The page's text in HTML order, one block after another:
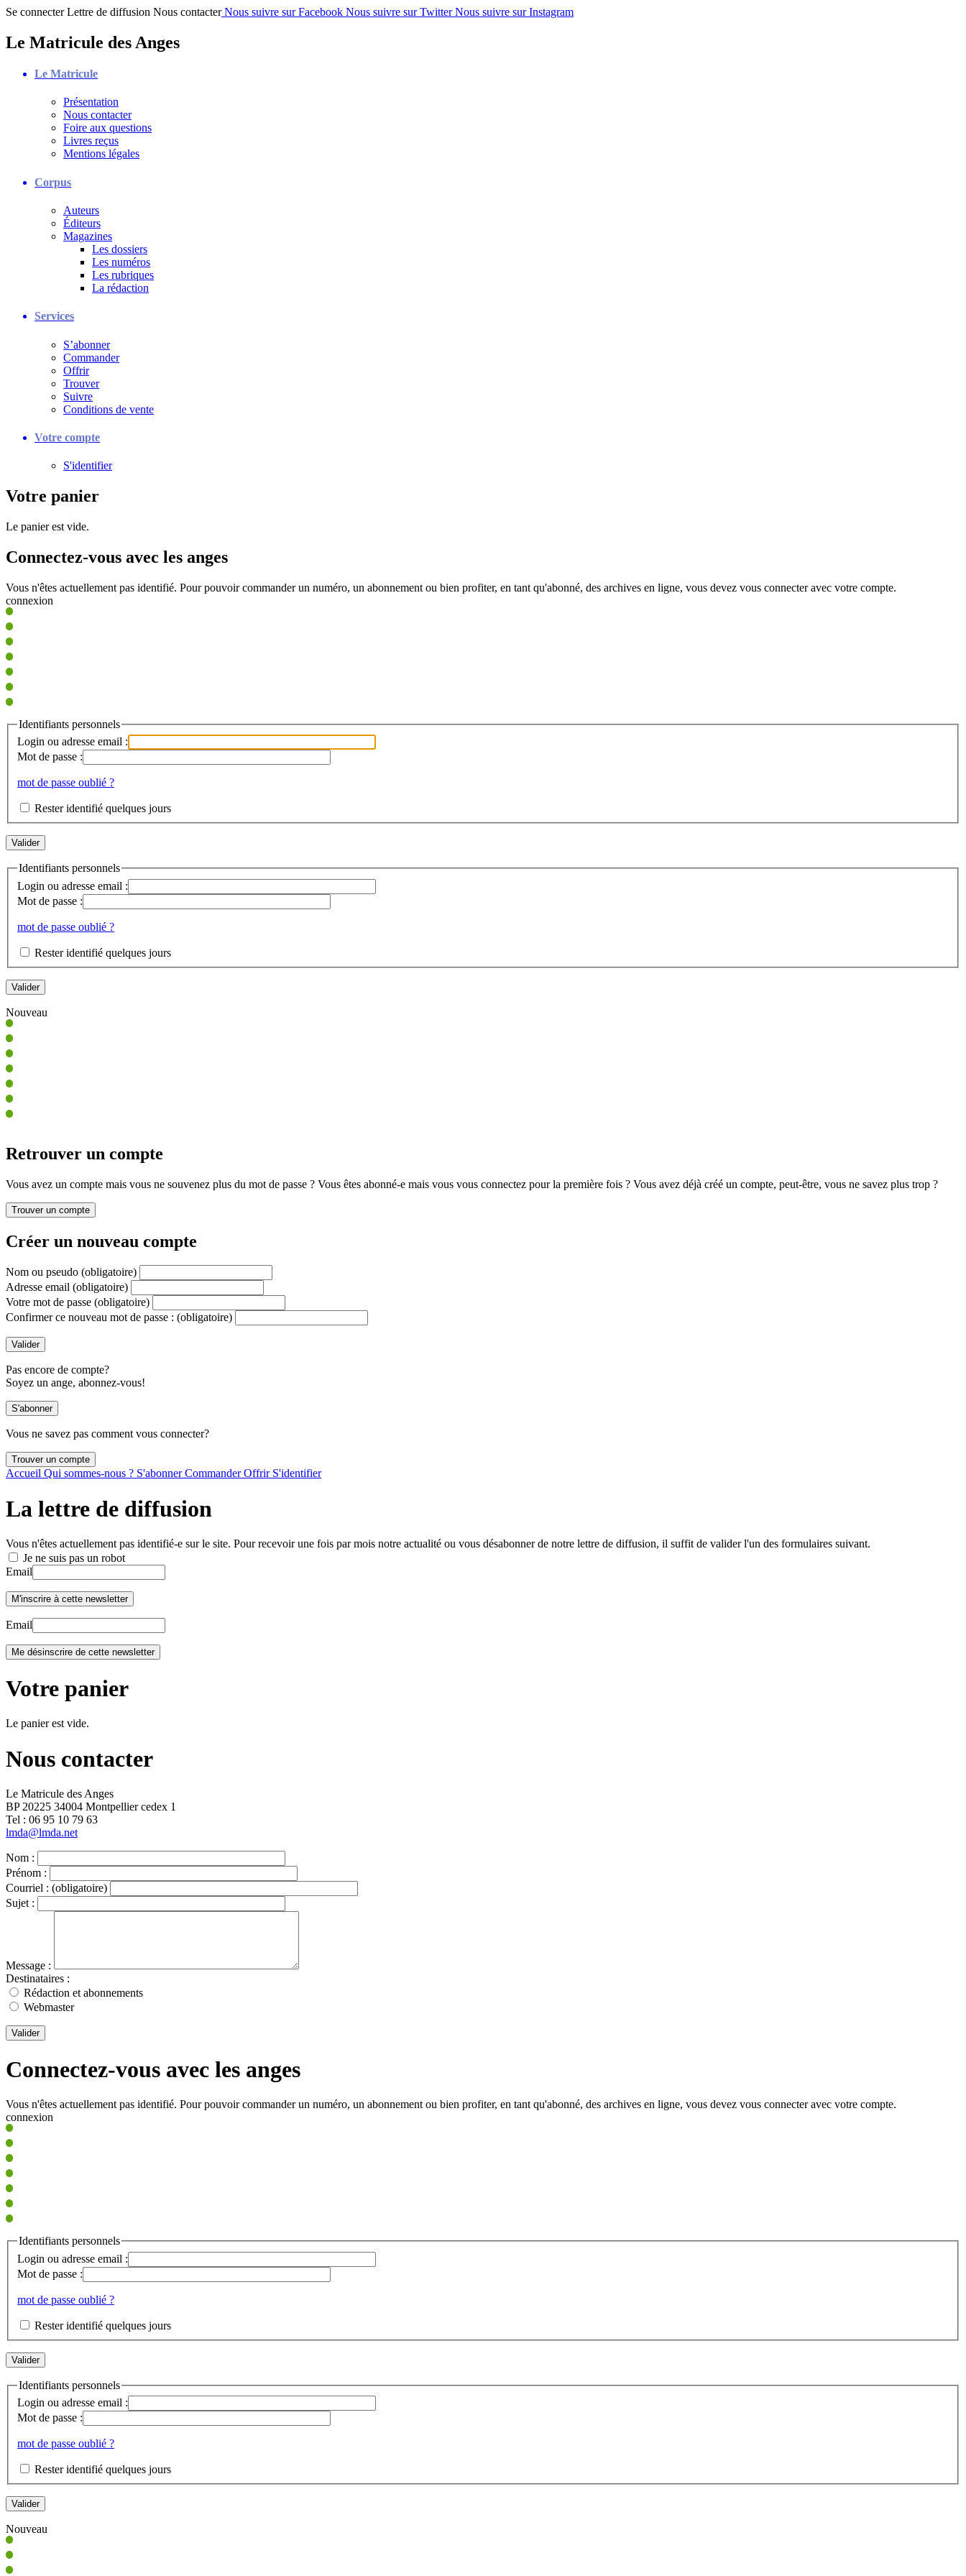
Se connecter Lettre de diffusion Nous contacter Nous suivre sur Facebook Nous suivre sur Twitter Nous suivre sur Instagram
Le Matricule des Anges
Le Matricule
Présentation
Nous contacter
Foire aux questions
Livres reçus
Mentions légales
Corpus
Auteurs
Éditeurs
Magazines
Les dossiers
Les numéros
Les rubriques
La rédaction
Services
S’abonner
Commander
Offrir
Trouver
Suivre
Conditions de vente
Votre compte
S'identifier
Votre panier
Le panier est vide.
Connectez-vous avec les anges
Vous n'êtes actuellement pas identifié. Pour pouvoir commander un numéro, un abonnement ou bien profiter, en tant qu'abonné, des archives en ligne, vous devez vous connecter avec votre compte.
connexion
Identifiants personnels
Login ou adresse email :
Mot de passe :
mot de passe oublié ?
Rester identifié quelques jours
Identifiants personnels
Login ou adresse email :
Mot de passe :
mot de passe oublié ?
Rester identifié quelques jours
Nouveau
Retrouver un compte
Vous avez un compte mais vous ne souvenez plus du mot de passe ? Vous êtes abonné-e mais vous vous connectez pour la première fois ? Vous avez déjà créé un compte, peut-être, vous ne savez plus trop ?
Créer un nouveau compte
Nom ou pseudo (obligatoire)
Adresse email (obligatoire)
Votre mot de passe (obligatoire)
Confirmer ce nouveau mot de passe : (obligatoire)
Pas encore de compte?
Soyez un ange, abonnez-vous!
Vous ne savez pas comment vous connecter?
Accueil Qui sommes-nous ? S'abonnerCommanderOffrir S'identifier
La lettre de diffusion
Vous n'êtes actuellement pas identifié-e sur le site. Pour recevoir une fois par mois notre actualité ou vous désabonner de notre lettre de diffusion, il suffit de valider l'un des formulaires suivant.
Je ne suis pas un robot
Email
Email
Votre panier
Le panier est vide.
Nous contacter
Le Matricule des Anges
BP 20225 34004 Montpellier cedex 1
Tel : ‭06 95 10 79 63
lmda@lmda.net
Nom :
Prénom :
Courriel : (obligatoire)
Sujet :
Message :
Destinataires :
Rédaction et abonnements
Webmaster
Valider
Connectez-vous avec les anges
Vous n'êtes actuellement pas identifié. Pour pouvoir commander un numéro, un abonnement ou bien profiter, en tant qu'abonné, des archives en ligne, vous devez vous connecter avec votre compte.
connexion
Identifiants personnels
Login ou adresse email :
Mot de passe :
mot de passe oublié ?
Rester identifié quelques jours
Identifiants personnels
Login ou adresse email :
Mot de passe :
mot de passe oublié ?
Rester identifié quelques jours
Nouveau